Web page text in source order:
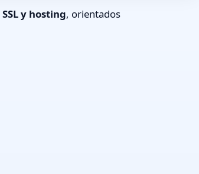
SSL y hosting, orientados